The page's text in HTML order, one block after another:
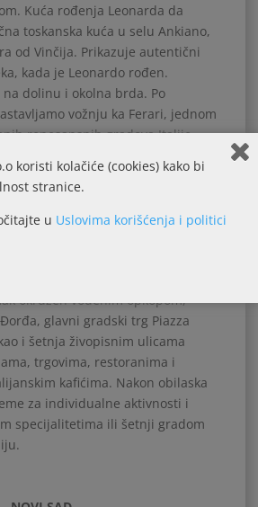
Kuća rođenja Leonarda da
toskanska kuća u selu Ankiano,
od Vinčija. Prikazuje autentični
kada je Leonardo rođen.
na dolinu i okolna brda. Po
vožnju ka Ferari, jednom
renesansnih gradova Italije.
svojih trgova, palata i
jedan od prvih
renesansnih urbanih centara u
na UNESCO Listi svetske kulturne
sledi obilazak istorijskog
Castello Estense,
okružen vodenim opkopom,
glavni gradski trg Piazza
i šetnja živopisnim ulicama
trgovima, restoranima i
kafićima. Nakon obilaska
za individualne aktivnosti i
specijalitetima ili šetnji gradom
koristi kolačiće (cookies) kako bi
stranice.
u Uslovima korišćenja i politici